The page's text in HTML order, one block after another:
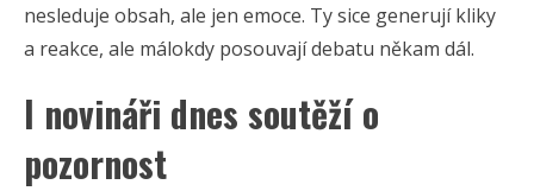
nesleduje obsah, ale jen emoce. Ty sice generují kliky
a reakce, ale málokdy posouvají debatu někam dál.
I novináři dnes soutěží o
pozornost